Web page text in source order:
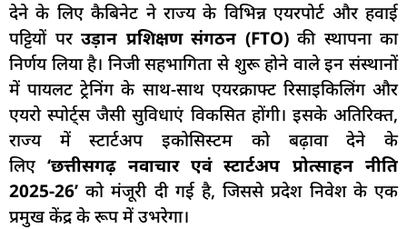
देने के लिए कैबिनेट ने राज्य के विभिन्न एयरपोर्ट और हवाई
पट्टियों पर उड़ान प्रशिक्षण संगठन (FTO)की स्थापना का
निर्णय लिया है। निजी सहभागिता से शुरू होने वाले इन संस्थानों
में पायलट ट्रेनिंग के साथ-साथ एयरक्राफ्ट रिसाइकिलिंग और
एयरो स्पोर्ट्स जैसी सुविधाएं विकसित होंगी। इसके अतिरिक्त,
राज्य में स्टार्टअप इकोसिस्टम को बढ़ावा देने के
लिए‘छत्तीसगढ़ नवाचार एवं स्टार्टअप प्रोत्साहन नीति
2025-26’ को मंजूरी दी गई है, जिससे प्रदेश निवेश के एक
प्रमुख केंद्र के रूप में उभरेगा।